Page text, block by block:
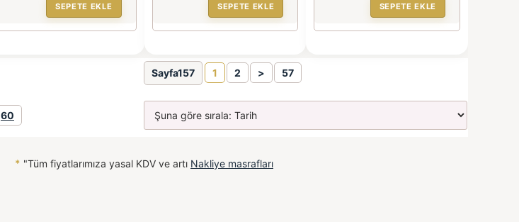
SEPETE EKLE SEPETE EKLE SEPETE EKLE
Sayfa157 1 2 > 57
60
* "Tüm fiyatlarımıza yasal KDV ve artı Nakliye masrafları